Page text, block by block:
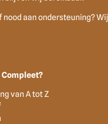
nood aan ondersteuning?
van A tot Z